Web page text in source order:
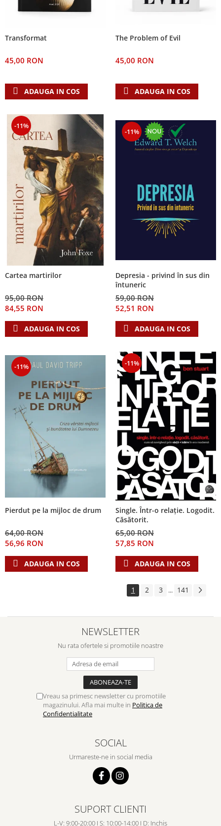
Transformat
45,00 RON
ADAUGA IN COS
The Problem of Evil
45,00 RON
ADAUGA IN COS
-11%
Cartea martirilor
95,00 RON
84,55 RON
ADAUGA IN COS
-11%
Depresia - privind în sus din
întuneric
59,00 RON
52,51 RON
ADAUGA IN COS
-11%
Pierdut pe la mijloc de drum
64,00 RON
56,96 RON
ADAUGA IN COS
-11%
Single. Într-o relație. Logodit.
Căsătorit.
65,00 RON
57,85 RON
ADAUGA IN COS
1 2 3 ... 141
NEWSLETTER
Nu rata ofertele si promotiile noastre
Vreau sa primesc newsletter cu promotiile
magazinului. Afla mai multe in Politica de
Confidentialitate
SOCIAL
Urmareste-ne in social media
SUPORT CLIENTI
L-V: 9:00-20:00 I S: 10:00-14:00 I D: Inchis